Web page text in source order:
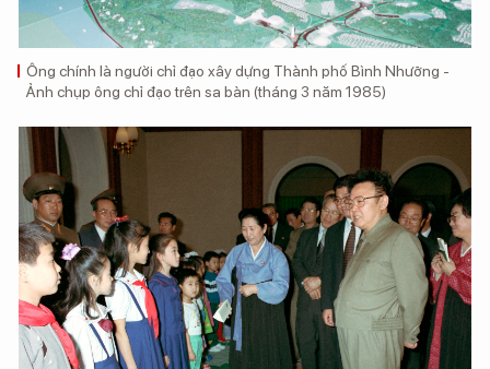
Ông chính là người chỉ đạo xây dựng Thành phố Bình Nhưỡng -
Ảnh chụp ông chỉ đạo trên sa bàn (tháng 3 năm 1985)